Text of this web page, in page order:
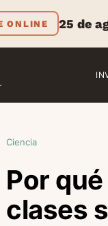
ONLINE 25 de
Ciencia
Por
clases